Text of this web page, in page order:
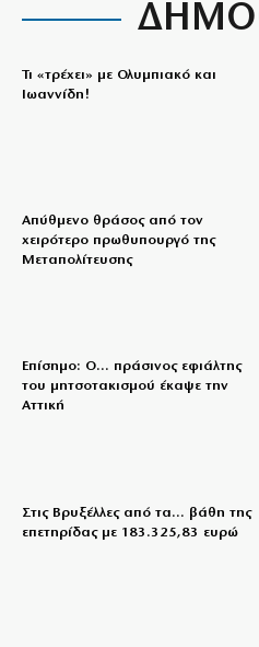
Τι «τρέχει» με Ολυμπιακό και
Ιωαννίδη!
Απύθμενο θράσος από τον
χειρότερο πρωθυπουργό της
Μεταπολίτευσης
Επίσημο: Ο… πράσινος εφιάλτης
του μητσοτακισμού έκαψε την
Αττική
Στις Βρυξέλλες από τα… βάθη της
επετηρίδας με 183.325,83 ευρώ